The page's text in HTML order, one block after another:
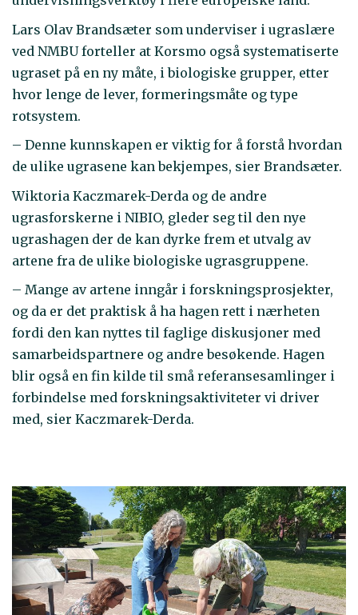
Lars Olav Brandsæter som underviser i ugraslære
ved NMBU forteller at Korsmo også systematiserte
ugraset på en ny måte, i biologiske grupper, etter
hvor lenge de lever, formeringsmåte og type
rotsystem.
– Denne kunnskapen er viktig for å forstå hvordan
de ulike ugrasene kan bekjempes, sier Brandsæter.
Wiktoria Kaczmarek-Derda og de andre
ugrasforskerne i NIBIO, gleder seg til den nye
ugrashagen der de kan dyrke frem et utvalg av
artene fra de ulike biologiske ugrasgruppene.
– Mange av artene inngår i forskningsprosjekter,
og da er det praktisk å ha hagen rett i nærheten
fordi den kan nyttes til faglige diskusjoner med
samarbeidspartnere og andre besøkende. Hagen
blir også en fin kilde til små referansesamlinger i
forbindelse med forskningsaktiviteter vi driver
med, sier Kaczmarek-Derda.